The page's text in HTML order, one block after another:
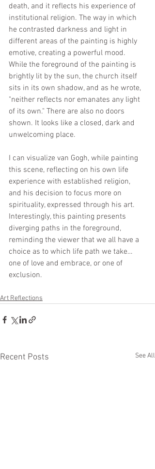
death, and it reflects his experience of
institutional religion. The way in which
he contrasted darkness and light in
different areas of the painting is highly
emotive, creating a powerful mood.
While the foreground of the painting is
brightly lit by the sun, the church itself
sits in its own shadow, and as he wrote,
"neither reflects nor emanates any light
of its own." There are also no doors
shown. It looks like a closed, dark and
unwelcoming place.
I can visualize van Gogh, while painting
this scene, reflecting on his own life
experience with established religion,
and his decision to focus more on
spirituality, expressed through his art.
Interestingly, this painting presents
diverging paths in the foreground,
reminding the viewer that we all have a
choice as to which life path we take…
one of love and embrace, or one of
exclusion.
Art Reflections
Recent Posts See All